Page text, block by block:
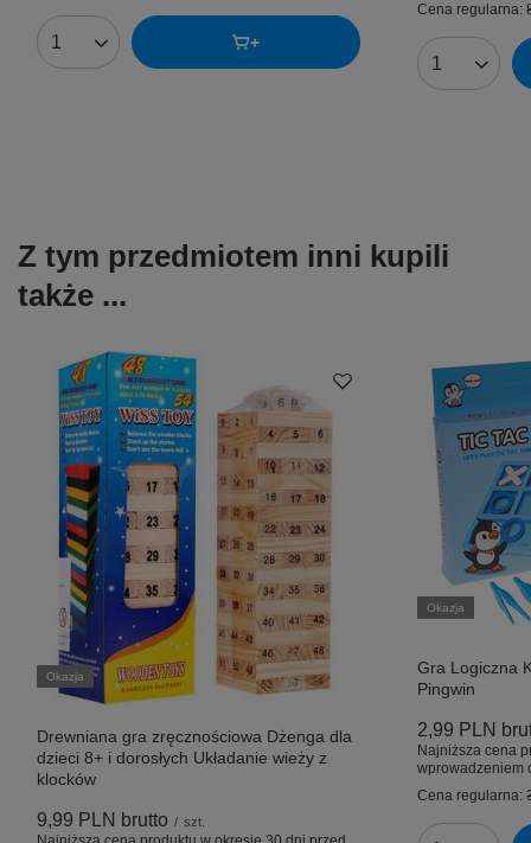
Ilość produktów
Cena regularna:
Ilość
Z tym przedmiotem inni kupili
także ...
Okazja
Drewniana gra zręcznościowa Dżenga dla
dzieci 8+ i dorosłych Układanie wieży z
klocków
9,99 PLN brutto / szt.
Okazja
Gra Logiczna
Pingwin
2,99 PLN
Najniższa cena
wprowadzeniem
Cena regularna: